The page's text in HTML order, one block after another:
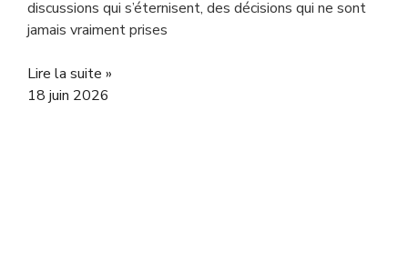
discussions qui s’éternisent, des décisions qui ne sont
jamais vraiment prises
Lire la suite »
18 juin 2026